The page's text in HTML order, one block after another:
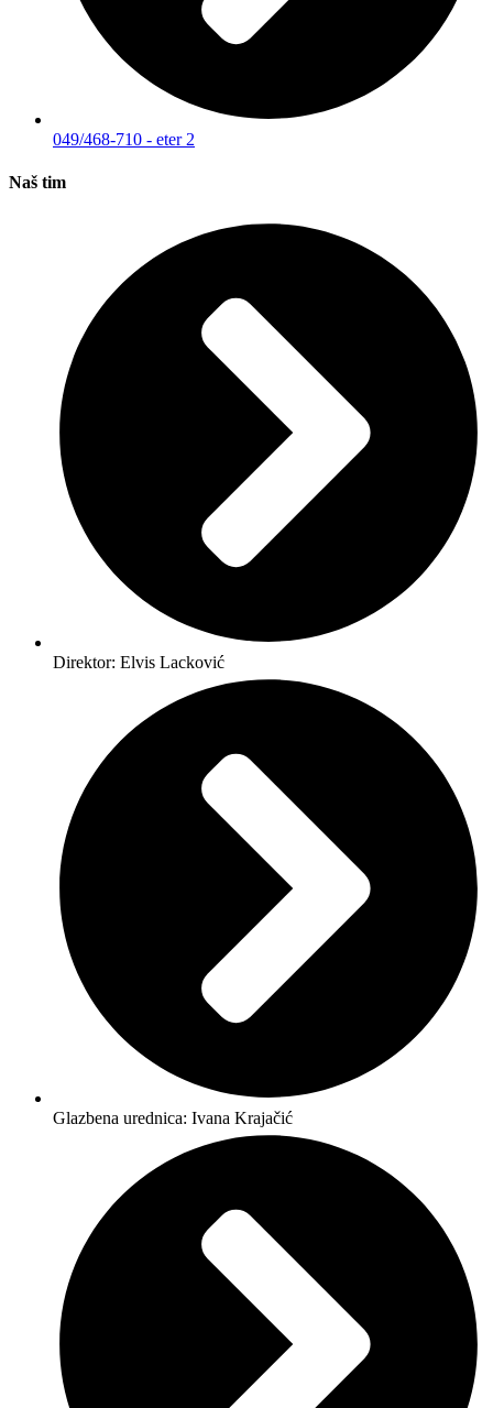
049/468-710 - eter 2
Naš tim
Direktor: Elvis Lacković
Glazbena urednica: Ivana Krajačić